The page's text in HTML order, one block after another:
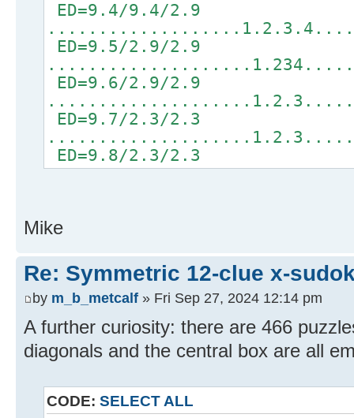
ED=9.4/9.4/2.9
ED=9.5/2.9/2.9
ED=9.6/2.9/2.9
ED=9.7/2.3/2.3
ED=9.8/2.3/2.3
Mike
Re: Symmetric 12-clue x-
by m_b_metcalf » Fri Sep 27, 2024 12:14 pm
A further curiosity: there are 466
diagonals and the central box are all
CODE: SELECT ALL